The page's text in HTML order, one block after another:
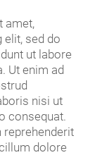
amet,
sed do
ut labore
Ut enim ad
nisi ut
consequat.
reprehenderit
dolore